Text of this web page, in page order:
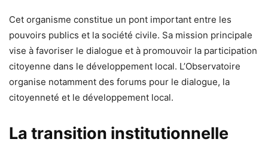
Cet organisme constitue un pont important entre les
pouvoirs publics et la société civile. Sa mission principale
vise à favoriser le dialogue et à promouvoir la participation
citoyenne dans le développement local. L’Observatoire
organise notamment des forums pour le dialogue, la
citoyenneté et le développement local.
La transition institutionnelle